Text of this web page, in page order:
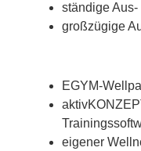
ständige
großzügige
EGYM-
eigener